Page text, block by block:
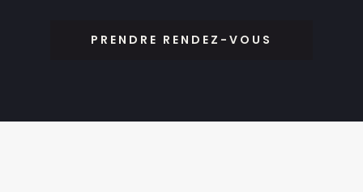
PRENDRE RENDEZ-VOUS